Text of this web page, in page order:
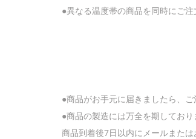
●異なる温度帯の商品を同時にご
●商品がお手元に届きましたら、
●商品の製造には万全を期してお
商品到着後7日以内にメールまた